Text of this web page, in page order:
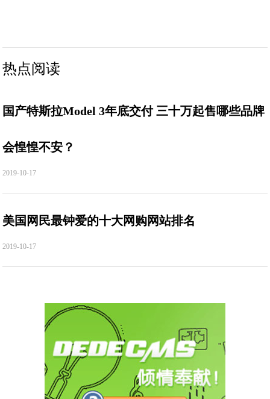
热点阅读
国产特斯拉Model 3年底交付 三十万起售哪些品牌
会惶惶不安？
2019-10-17
美国网民最钟爱的十大网购网站排名
2019-10-17